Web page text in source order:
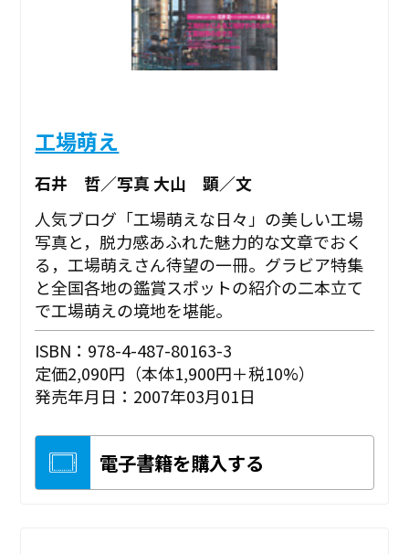
工場萌え
石井 哲／写真 大山 顕／文
人気ブログ「工場萌えな日々」の美しい工場
写真と，脱力感あふれた魅力的な文章でおく
る，工場萌えさん待望の一冊。グラビア特集
と全国各地の鑑賞スポットの紹介の二本立て
で工場萌えの境地を堪能。
ISBN：978-4-487-80163-3
定価2,090円（本体1,900円＋税10%）
発売年月日：2007年03月01日
電子書籍を購入する